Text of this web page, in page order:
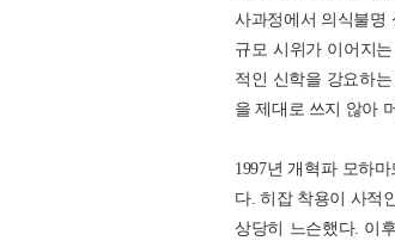
사과정에서 의식불명
규모 시위가 이어지
적인 신학을 강요하
을 제대로 쓰지 않아
1997년 개혁파 모하
다. 히잡 착용이 사적
상당히 느슨했다. 이